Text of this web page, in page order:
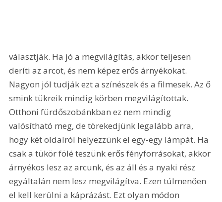
választják. Ha jó a megvilágítás, akkor teljesen
deríti az arcot, és nem képez erős árnyékokat.
Nagyon jól tudják ezt a színészek és a filmesek. Az ő
smink tükreik mindig körben megvilágítottak.
Otthoni fürdőszobánkban ez nem mindig
valósítható meg, de törekedjünk legalább arra,
hogy két oldalról helyezzünk el egy-egy lámpát. Ha
csak a tükör fölé teszünk erős fényforrásokat, akkor
árnyékos lesz az arcunk, és az áll és a nyaki rész
egyáltalán nem lesz megvilágítva. Ezen túlmenően
el kell kerülni a káprázást. Ezt olyan módon